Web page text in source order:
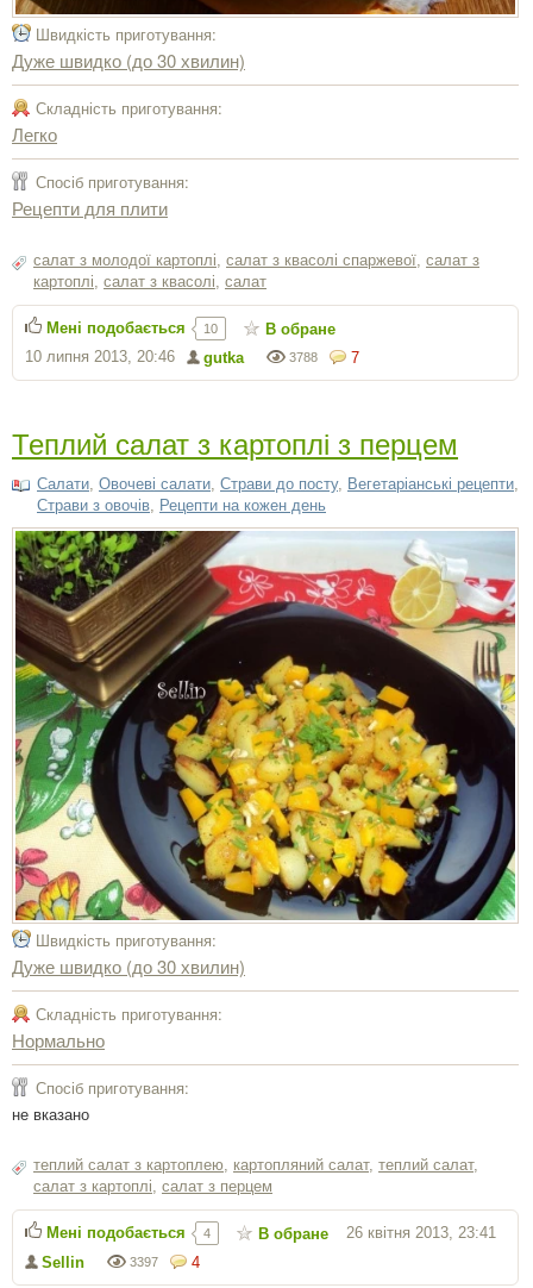
Швидкість приготування:
Дуже швидко (до 30 хвилин)
Складність приготування:
Легко
Спосіб приготування:
Рецепти для плити
салат з молодої картоплі, салат з квасолі спаржевої, салат з
картоплі, салат з квасолі, салат
7
3788
gutka
10 липня 2013, 20:46
Мені подобається 10 В обране
Теплий салат з картоплі з перцем
Салати, Овочеві салати, Страви до посту, Вегетаріанські рецепти,
Страви з овочів, Рецепти на кожен день
Швидкість приготування:
Дуже швидко (до 30 хвилин)
Складність приготування:
Нормально
Спосіб приготування:
не вказано
теплий салат з картоплею, картопляний салат, теплий салат,
салат з картоплі, салат з перцем
4
3397
Sellin
26 квітня 2013, 23:41
Мені подобається 4 В обране